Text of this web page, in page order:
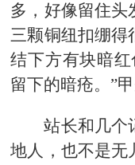
多，好像留住头
三颗铜纽扣绷得
结下方有块暗
留下的暗疮。”
站长和几个
地人，也不是无